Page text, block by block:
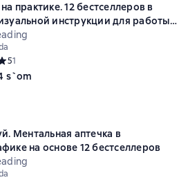
практике. 12 бестселлеров в
инструкции для работы
рейтинг 5 на основе 1 оценок
51
s`om
Ментальная аптечка в
на основе 12 бестселлеров